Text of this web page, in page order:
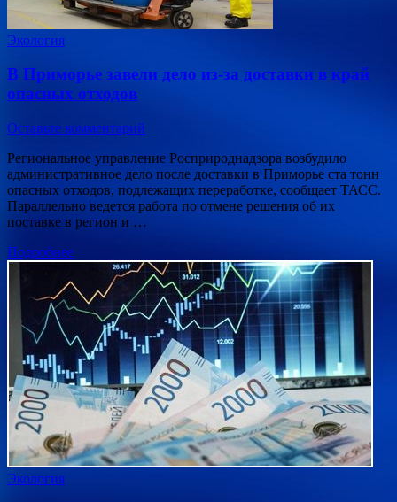
Экология
В Приморье завели дело из-за доставки в край
опасных отходов
Оставьте комментарий
Региональное управление Росприроднадзора возбудило
административное дело после доставки в Приморье ста тонн
опасных отходов, подлежащих переработке, сообщает ТАСС.
Параллельно ведется работа по отмене решения об их
поставке в регион и …
Подробнее
Экология